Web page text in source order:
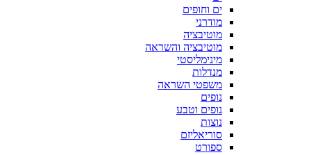
ים וחופים
מודרני
מוטיבציה
מוטיבציה והשראה
מינימליסטי
מנדלות
משפטי השראה
נופים
נופים וטבע
נוצות
סוריאליזם
ספורט